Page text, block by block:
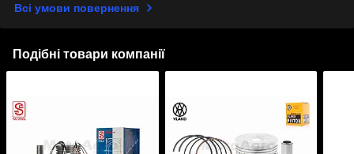
Всі умови повернення
Подібні товари компанії